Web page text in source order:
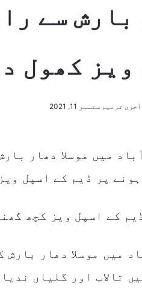
بارش سے
کھول
آخری ترمیم ستمبر 11, 2021
میں موسلا دھار
پر ڈیم کے اسپل
کے اسپل ویز کچھ
میں موسلا دھار
تالاب اور گلیاں